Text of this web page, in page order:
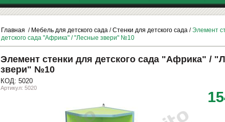
Главная / Мебель для детского сада /Стенки для детского сада /Элемент
детского сада "Африка" / "Лесные звери" №10
Элемент стенки для детского сада "Африка" /
звери" №10
КОД: 5020
Артикул: 5020